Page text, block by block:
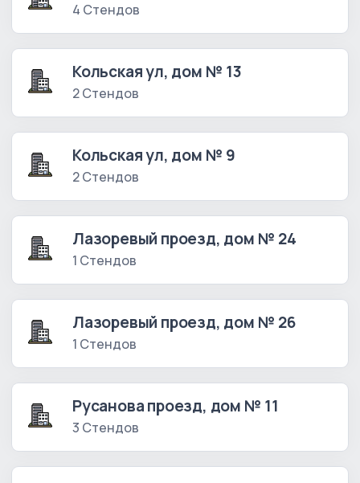
4 Стендов
Кольская ул, дом № 13
2 Стендов
Кольская ул, дом № 9
2 Стендов
Лазоревый проезд, дом № 24
1 Стендов
Лазоревый проезд, дом № 26
1 Стендов
Русанова проезд, дом № 11
3 Стендов